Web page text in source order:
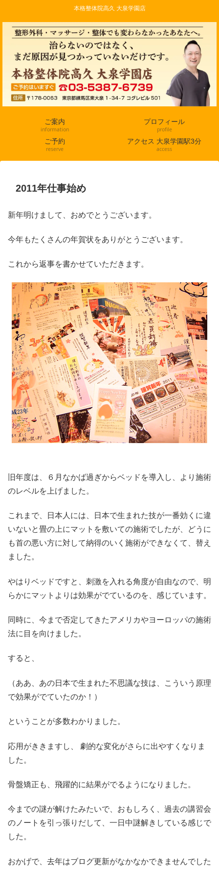
本格整体院高久 大泉学園店
ご案内
information
プロフィール
profile
ご予約
reserve
アクセス 大泉学園駅3分
access
2011年仕事始め
新年明けまして、おめでとうございます。
今年もたくさんの年賀状をありがとうございます。
これから返事を書かせていただきます。
旧年度は、６月なかば過ぎからベッドを導入し、より施術
のレベルを上げました。
これまで、日本人には、日本で生まれた技が一番効くに違
いないと畳の上にマットを敷いての施術でしたが、どうに
も首の悪い方に対して納得のいく施術ができなくて、替え
ました。
やはりベッドですと、刺激を入れる角度が自由なので、明
らかにマットよりは効果がでているのを、感じています。
同時に、今まで否定してきたアメリカやヨーロッパの施術
法に目を向けました。
すると、
（ああ、あの日本で生まれた不思議な技は、こういう原理
で効果がでていたのか！）
ということが多数わかりました。
応用がききますし、 劇的な変化がさらに出やすくなりま
した。
骨盤矯正も、飛躍的に結果がでるようになりました。
今までの謎が解けたみたいで、おもしろく、過去の講習会
のノートを引っ張りだして、一日中謎解きしている感じで
した。
おかげで、去年はブログ更新がなかなかできませんでした